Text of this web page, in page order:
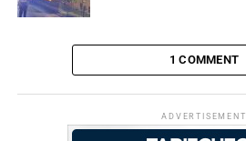
1 COMMENT
ADVERTISEMENT